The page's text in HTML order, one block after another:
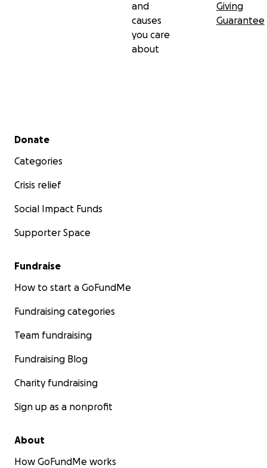
and
causes
you care
about
Giving
Guarantee
Secondary menu
Donate
Categories
Crisis relief
Social Impact Funds
Supporter Space
Fundraise
How to start a GoFundMe
Fundraising categories
Team fundraising
Fundraising Blog
Charity fundraising
Sign up as a nonprofit
About
How GoFundMe works